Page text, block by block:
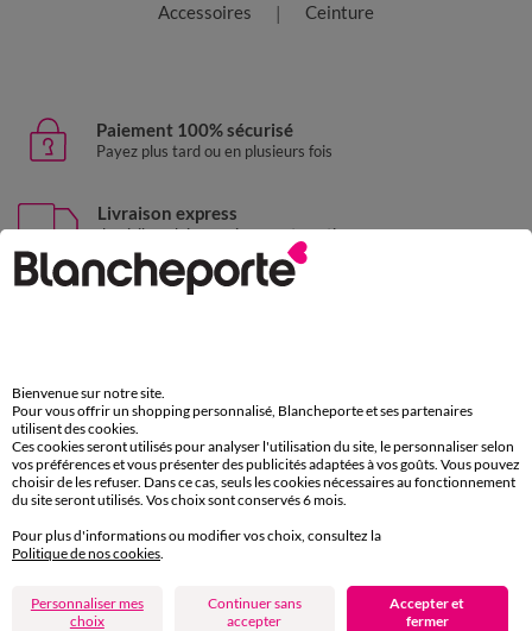
Accessoires Ceinture
Paiement 100% sécurisé
Payez plus tard ou en plusieurs fois
Livraison express
domicile, relais, consignes automatiques
Retours gratuits
par chat et par téléphone
de 8h00 à 20h00 du lundi au samedi
11€ Offerts
en vous inscrivant à la newsletter
conditions dans votre email de confirmation
Bienvenue sur notre site.
Pour vous offrir un shopping personnalisé, Blancheporte et ses partenaires
utilisent des cookies.
Ces cookies seront utilisés pour analyser l'utilisation du site, le personnaliser selon
vos préférences et vous présenter des publicités adaptées à vos goûts. Vous pouvez
choisir de les refuser. Dans ce cas, seuls les cookies nécessaires au fonctionnement
du site seront utilisés. Vos choix sont conservés 6 mois.
Pour plus d'informations ou modifier vos choix, consultez la
Politique de nos cookies
Personnaliser mes
choix
Continuer sans
accepter
Accepter et
fermer